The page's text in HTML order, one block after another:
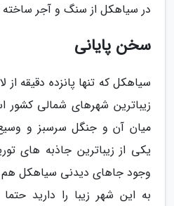
در سیاهکل از سنگ و آجر
سخن پایانی
سیاهکل که تنها پانزده دقیقه از
زیباترین شهرهای شمالی کشور
میان آن و جنگل سرسبز و
یکی از زیباترین جاذبه های
وجود جاهای دیدنی سیاهکل
به این شهر زیبا را دارید